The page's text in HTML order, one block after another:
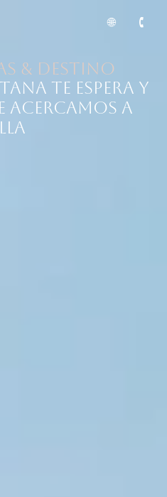
& destino
TE ESPERA Y
ACERCAMOS A